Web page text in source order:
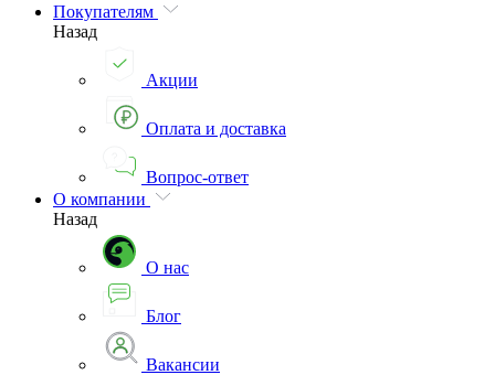
Покупателям
Назад
Акции
Оплата и доставка
Вопрос-ответ
О компании
Назад
О нас
Блог
Вакансии